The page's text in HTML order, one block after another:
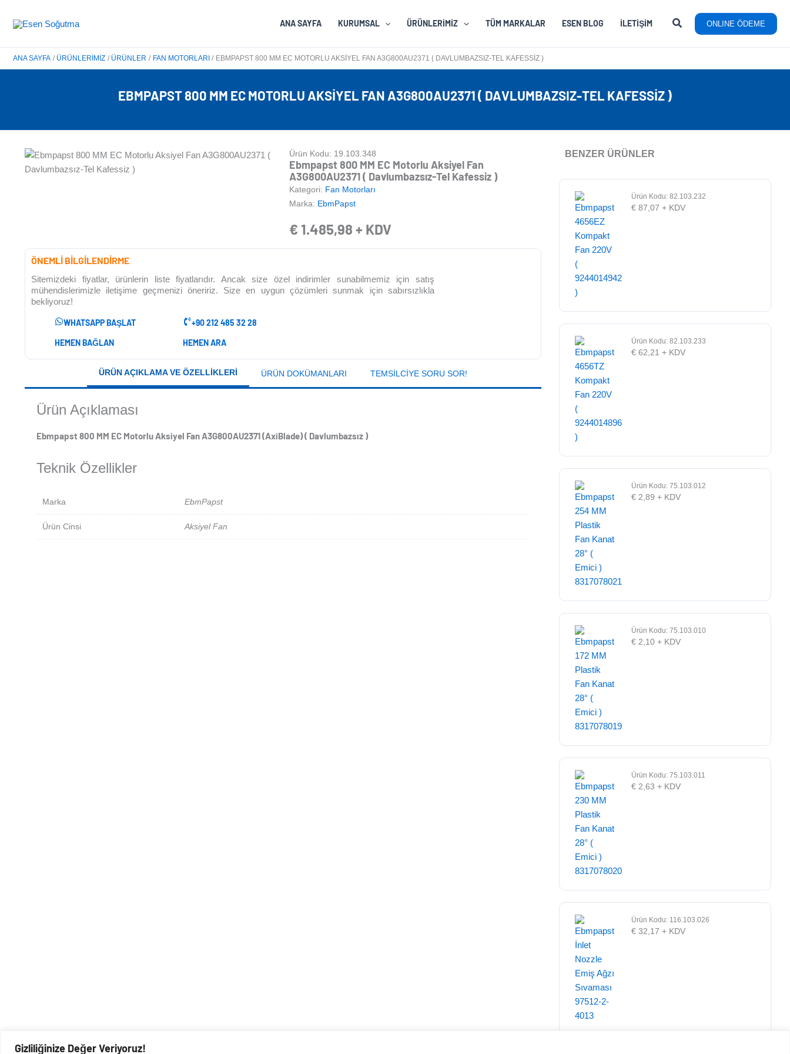
Gizliliğinize Değer Veriyoruz!
ANA SAYFA KURUMSAL ÜRÜNLERIMIZ TÜM MARKALAR ESEN BLOG İLETIŞIM ONLINE ÖDEME
ANA SAYFA ÜRÜNLERIMIZ ÜRÜNLER FAN MOTORLARI EBMPAPST 800 MM EC MOTORLU AKSIYEL FAN A3G800AU2371 ( DAVLUMBAZSIZ-TEL KAFESSIZ )
EBMPAPST 800 MM EC MOTORLU AKSIYEL FAN A3G800AU2371 ( DAVLUMBAZSIZ-TEL KAFESSIZ )
Ürün Kodu: 19.103.348
Ebmpapst 800 MM EC Motorlu Aksiyel Fan
A3G800AU2371 ( Davlumbazsız-Tel Kafessiz )
Kategori: Fan Motorları
Marka: EbmPapst
€ 1.485,98 + KDV
ÖNEMLİ BİLGİLENDİRME
Sitemizdeki fiyatlar, ürünlerin liste fiyatlarıdır. Ancak size özel indirimler sunabilmemiz için satış
mühendislerimizle iletişime geçmenizi öneririz. Size en uygun çözümleri sunmak için sabırsızlıkla
bekliyoruz!
WHATSAPP BAŞLAT
HEMEN BAĞLAN
+90 212 485 32 28
HEMEN ARA
ÜRÜN AÇIKLAMA VE ÖZELLIKLERI ÜRÜN DOKÜMANLARI TEMSILCIYE SORU SOR!
Ürün Açıklaması
Ebmpapst 800 MM EC Motorlu Aksiyel Fan A3G800AU2371 (AxiBlade) ( Davlumbazsız )
Teknik Özellikler
Marka EbmPapst
Ürün Cinsi Aksiyel Fan
BENZER ÜRÜNLER
Ürün Kodu: 82.103.232
€87,07 + KDV
Ürün Kodu: 82.103.233
€62,21 + KDV
Ürün Kodu: 75.103.012
€2,89 + KDV
Ürün Kodu: 75.103.010
€2,10+ KDV
Ürün Kodu: 75.103.011
€2,63 + KDV
Ürün Kodu: 116.103.026
€32,17 + KDV